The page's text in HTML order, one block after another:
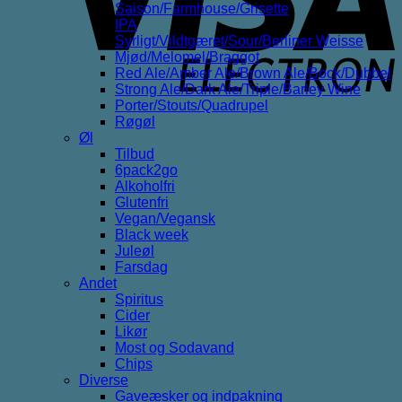
Saison/Farmhouse/Grisette
IPA
Syrligt/Vildtgæret/Sour/Berliner Weisse
Mjød/Melomel/Braggot
Red Ale/Amber Ale/Brown Ale/Bock/Dubbel
Strong Ale/Dark Ale/Triple/Barley Wine
Porter/Stouts/Quadrupel
Røgøl
Øl
Tilbud
6pack2go
Alkoholfri
Glutenfri
Vegan/Vegansk
Black week
Juleøl
Farsdag
Andet
Spiritus
Cider
Likør
Most og Sodavand
Chips
Diverse
Gaveæsker og indpakning